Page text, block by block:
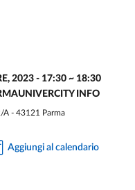
2023 - 17:30 ~ 18:30
INFO
A - 43121 Parma
Aggiungi al calendario